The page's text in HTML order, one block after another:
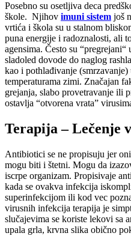
Posebno su osetljiva deca
škole. Njihov imuni sistem još
vrtića i škola su u stalnom
puna energije i radoznalosti, ali
agensima. Često su
sladoled dovode do naglog
kao i pothlađivanje
temperaturama zimi. Značajan
grejanja, slabo provetravanje ili
ostavlja “otvorena vrata”
Terapija – Lečenje
Antibiotici se ne propisuju jer
mogu biti i štetni. Mogu da
iscrpe organizam. Propisivaje
kada se ovakva infekcija
superinfekcijom ili kod vec
virusnih infekcija terapija je
slučajevima se koriste lekovi sa
upala grla, krvna slika obično